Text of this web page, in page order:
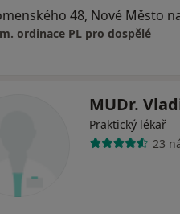
48, Nové Město
ordinace PL pro dospělé
MUDr.
Praktický lékař
23